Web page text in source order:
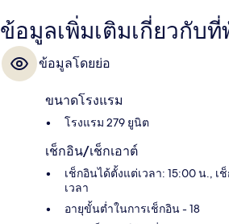
ข้อมูลเพิ่มเติมเกี่ยวกับ
ข้อมูลโดยย่อ
ขนาดโรงแรม
โรงแรม 279 ยูนิต
เช็กอิน/เช็กเอาต์
เช็กอินได้ตั้งแต่เวลา: 15:00 น., เ
เวลา
อายุขั้นต่ำในการเช็กอิน - 18